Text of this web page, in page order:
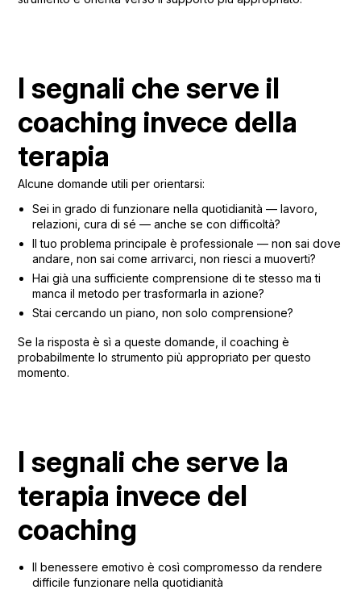
I segnali che serve il
coaching invece della
terapia
Alcune domande utili per orientarsi:
Sei in grado di funzionare nella quotidianità — lavoro,
relazioni, cura di sé — anche se con difficoltà?
Il tuo problema principale è professionale — non sai dove
andare, non sai come arrivarci, non riesci a muoverti?
Hai già una sufficiente comprensione di te stesso ma ti
manca il metodo per trasformarla in azione?
Stai cercando un piano, non solo comprensione?
Se la risposta è sì a queste domande, il coaching è
probabilmente lo strumento più appropriato per questo
momento.
I segnali che serve la
terapia invece del
coaching
Il benessere emotivo è così compromesso da rendere
difficile funzionare nella quotidianità